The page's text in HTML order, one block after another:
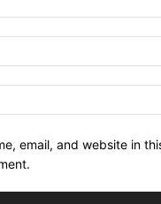
email, and website in